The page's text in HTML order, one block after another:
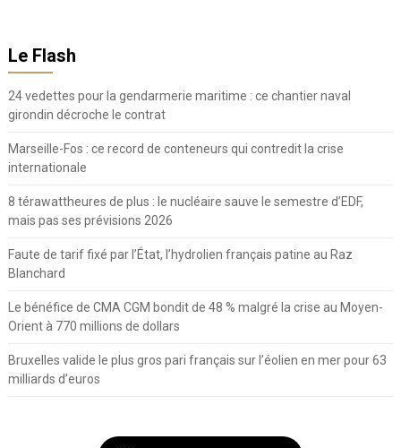
Le Flash
24 vedettes pour la gendarmerie maritime : ce chantier naval
girondin décroche le contrat
Marseille-Fos : ce record de conteneurs qui contredit la crise
internationale
8 térawattheures de plus : le nucléaire sauve le semestre d’EDF,
mais pas ses prévisions 2026
Faute de tarif fixé par l’État, l’hydrolien français patine au Raz
Blanchard
Le bénéfice de CMA CGM bondit de 48 % malgré la crise au Moyen-
Orient à 770 millions de dollars
Bruxelles valide le plus gros pari français sur l’éolien en mer pour 63
milliards d’euros